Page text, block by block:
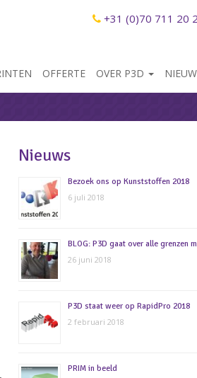
+31 (0)70 711 20
OFFERTE OVER P3D
Nieuws
Bezoek ons op Kunststoffen 2018
6 juli 2018
BLOG: P3D gaat over alle grenzen
26 juni 2018
P3D staat weer op RapidPro 2018
2 februari 2018
PRIM in beeld